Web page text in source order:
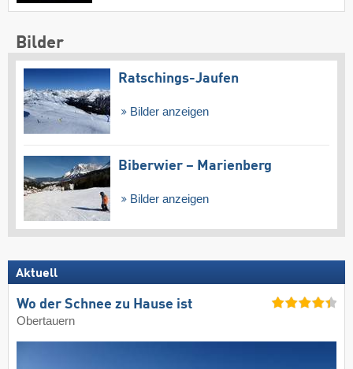
Bilder
Ratschings-Jaufen
Bilder anzeigen
Biberwier – Marienberg
Bilder anzeigen
Aktuell
Wo der Schnee zu Hause ist
Obertauern